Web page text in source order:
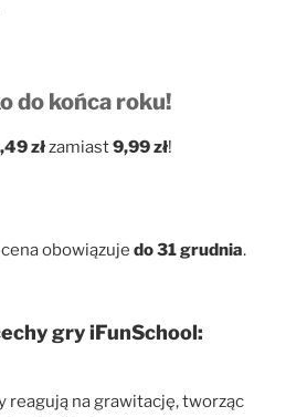
do końca roku!
złzamiast9,99 zł!
obowiązuje do 31 grudnia.
gry iFunSchool:
reagują na grawitację, tworząc